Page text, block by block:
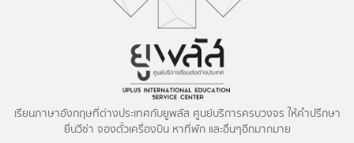
เรียนภาษาอังกฤษที่ต่างประเทศกับยูพลัส ศูนย์บริการครบวงจร ให้คำปรึกษา
ยื่นวีซ่า จองตั๋วเครื่องบิน หาที่พัก และอื่นๆอีกมากมาย